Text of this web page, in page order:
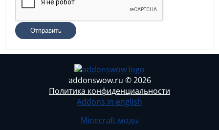
Отправить
addonswow.ru © 2026
Политика конфиденциальности
Addons in english
Minecraft моды